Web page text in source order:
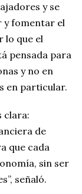
y se
y fomentar el
lo que el
pensada para
y no en
en particular.
clara:
de
que cada
sin ser
señaló.